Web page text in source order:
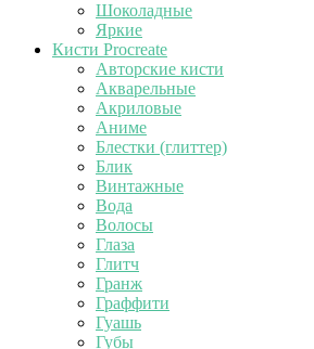
Шоколадные
Яркие
Кисти Procreate
Авторские кисти
Акварельные
Акриловые
Аниме
Блестки (глиттер)
Блик
Винтажные
Вода
Волосы
Глаза
Глитч
Гранж
Граффити
Гуашь
Губы